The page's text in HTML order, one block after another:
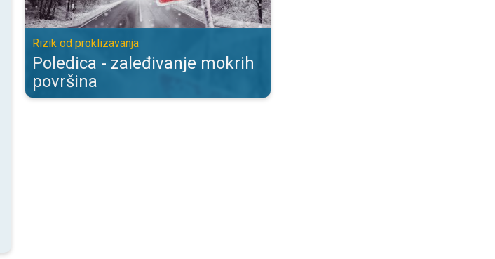
Rizik od proklizavanja
Poledica - zaleđivanje mokrih
površina